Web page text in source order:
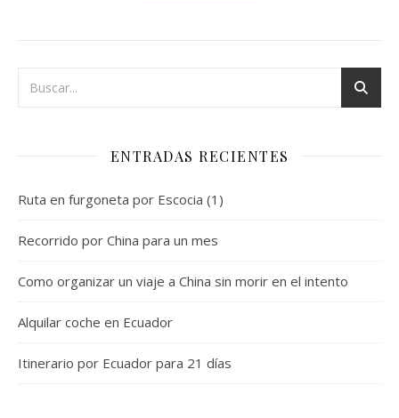
ENTRADAS RECIENTES
Ruta en furgoneta por Escocia (1)
Recorrido por China para un mes
Como organizar un viaje a China sin morir en el intento
Alquilar coche en Ecuador
Itinerario por Ecuador para 21 días